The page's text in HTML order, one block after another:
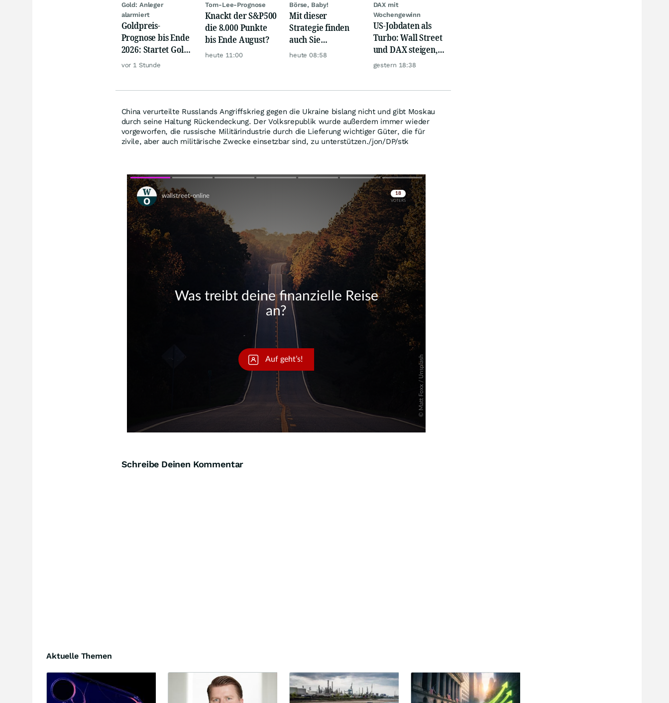
Gold: Anleger
alarmiert
Goldpreis-
Prognose bis Ende
2026: Startet Gold
jetzt eine neue
vor 1 Stunde
Tom-Lee-Prognose
Knackt der S&P500
die 8.000 Punkte
bis Ende August?
heute 11:00
Börse, Baby!
Mit dieser
Strategie finden
auch Sie
zuverlässig
heute 08:58
DAX mit
Wochengewinn
US-Jobdaten als
Turbo: Wall Street
und DAX steigen,
Gold glänzt
gestern 18:38
China verurteilte Russlands Angriffskrieg gegen die Ukraine bislang nicht und gibt Moskau
durch seine Haltung Rückendeckung. Der Volksrepublik wurde außerdem immer wieder
vorgeworfen, die russische Militärindustrie durch die Lieferung wichtiger Güter, die für
zivile, aber auch militärische Zwecke einsetzbar sind, zu unterstützen./jon/DP/stk
Skip
Skip
Schreibe Deinen Kommentar
Aktuelle Themen